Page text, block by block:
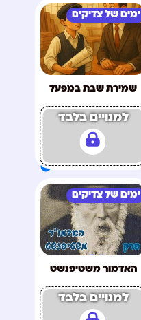
ימים של צדיקים
שמירת שבת במפעל
למנויים בלבד
ימים של צדיקים
האדמור משטיפנשט
למנויים בלבד